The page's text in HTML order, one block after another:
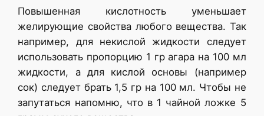
Повышенная кислотность уменьшает
желирующие свойства любого вещества. Так
например, для некислой жидкости следует
использовать пропорцию 1 гр агара на 100 мл
жидкости, а для кислой основы (например
сок) следует брать 1,5 гр на 100 мл. Чтобы не
запутаться напомню, что в 1 чайной ложке 5